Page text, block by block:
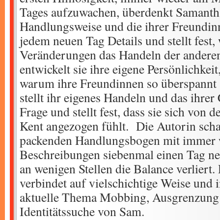
Tages aufzuwachen, überdenkt
Handlungsweise und die ihrer
jedem neuen Tag Details und stellt fest,
Veränderungen das Handeln der
entwickelt sie ihre eigene
warum ihre Freundinnen so überspannt
stellt ihr eigenes Handeln und das
Frage und stellt fest, dass sie sich von
Kent angezogen fühlt. Die Autorin
packenden Handlungsbogen mit immer
Beschreibungen siebenmal einen Tag
an wenigen Stellen die Balance verliert.
verbindet auf vielschichtige Weise und
aktuelle Thema Mobbing,
Identitätssuche von Sam.